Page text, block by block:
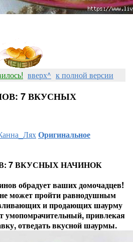
вверх^ к полной версии
7 ВКУСНЫХ
Оригинальное
7 ВКУСНЫХ НАЧИНОК
обрадует ваших домочадцев!
может пройти равнодушным
и продающих шаурму
умопомрачительный, привлекая
отведать вкусной шаурмы.